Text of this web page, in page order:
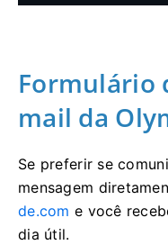
Formulário
mail da
Se preferir se
mensagem
de.com e você
dia útil.